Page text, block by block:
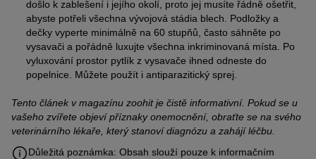
došlo k zablešení i jejího okolí, proto jej musíte řádně ošetřit,
abyste potřeli všechna vývojová stádia blech. Podložky a
dečky vyperte minimálně na 60 stupňů, často sáhněte po
vysavači a pořádně luxujte všechna inkriminovaná místa. Po
vyluxování prostor pytlík z vysavače ihned odneste do
popelnice. Můžete použít i antiparazitický sprej.
Tento článek v magazínu zoohit je čistě informativní. Pokud se u
vašeho zvířete objeví příznaky onemocnění, obraťte se na svého
veterinárního lékaře, který stanoví diagnózu a zahájí léčbu.
Důležitá poznámka: Obsah slouží pouze k informačním